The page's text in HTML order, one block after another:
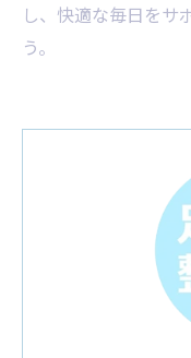
し、快適な毎日をサ
う。